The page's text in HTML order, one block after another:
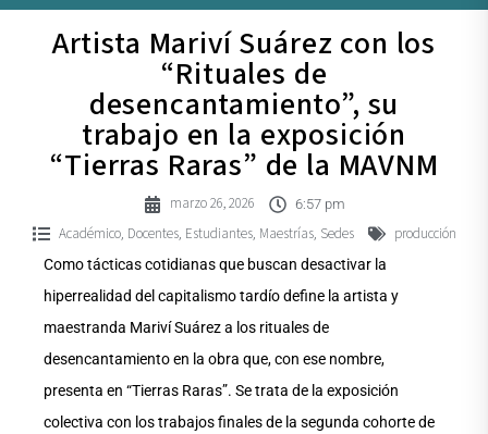
Artista Mariví Suárez con los
“Rituales de
desencantamiento”, su
trabajo en la exposición
“Tierras Raras” de la MAVNM
marzo 26, 2026 6:57 pm
Académico, Docentes, Estudiantes, Maestrías, Sedes producción
Como tácticas cotidianas que buscan desactivar la
hiperrealidad del capitalismo tardío define la artista y
maestranda Mariví Suárez a los rituales de
desencantamiento en la obra que, con ese nombre,
presenta en “Tierras Raras”. Se trata de la exposición
colectiva con los trabajos finales de la segunda cohorte de